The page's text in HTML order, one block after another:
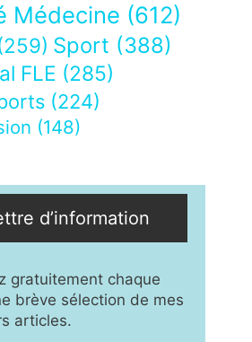
Médecine (612)
Sport (388)
FLE (285)
(224)
(148)
d’information
gratuitement chaque
brève sélection de mes
articles.